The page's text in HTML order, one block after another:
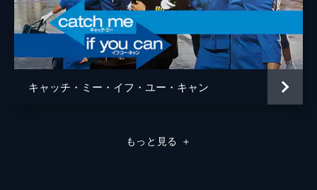
キャッチ・ミー・イフ・ユー・キャン
もっと見る ＋